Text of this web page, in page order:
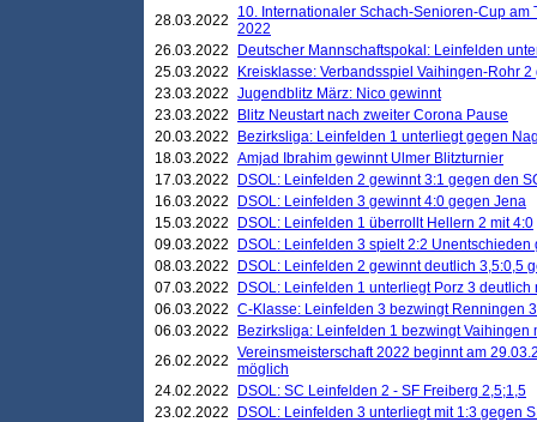
28.03.2022
10. Internationaler Schach-Senioren-Cup am
2022
26.03.2022
Deutscher Mannschaftspokal: Leinfelden
25.03.2022
Kreisklasse: Verbandsspiel Vaihingen-Rohr
23.03.2022 Jugendblitz März: Nico gewinnt
23.03.2022
Blitz Neustart nach zweiter Corona Pause
20.03.2022
Bezirksliga: Leinfelden 1 unterliegt gegen
18.03.2022 Amjad Ibrahim gewinnt Ulmer Blitzturnier
17.03.2022
DSOL: Leinfelden 2 gewinnt 3:1 gegen den
16.03.2022
DSOL: Leinfelden 3 gewinnt 4:0 gegen Jena
15.03.2022
DSOL: Leinfelden 1 überrollt Hellern 2 mit 4:0
09.03.2022
DSOL: Leinfelden 3 spielt 2:2 Unentschieden
08.03.2022
DSOL: Leinfelden 2 gewinnt deutlich 3,5:0,5
07.03.2022
DSOL: Leinfelden 1 unterliegt Porz 3 deutlich
06.03.2022 C-Klasse: Leinfelden 3 bezwingt Renningen
06.03.2022
Bezirksliga: Leinfelden 1 bezwingt Vaihingen
26.02.2022 Vereinsmeisterschaft 2022 beginnt am
möglich
24.02.2022
DSOL: SC Leinfelden 2 - SF Freiberg 2,5;1,5
23.02.2022
DSOL: Leinfelden 3 unterliegt mit 1:3 gegen